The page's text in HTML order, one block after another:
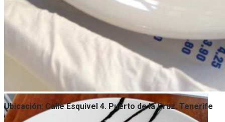
Ubicación: Calle Esquivel 4. Puerto de la Cruz. Tenerife